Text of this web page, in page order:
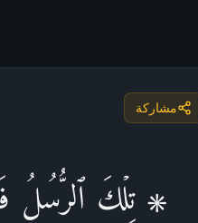
مشاركة
۞ تِلۡكَ ٱلرُّسُلُ